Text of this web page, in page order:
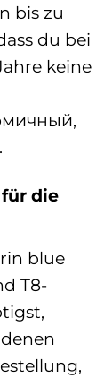
bis zu
du bei
keine
die
blue
T8-